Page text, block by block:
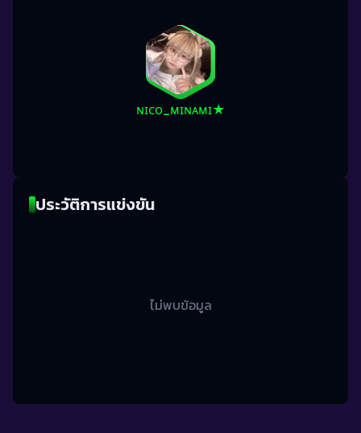
ɴɪᴄᴏ_ᴍɪɴᴀᴍɪ★
ประวัติการแข่งขัน
ไม่พบข้อมูล